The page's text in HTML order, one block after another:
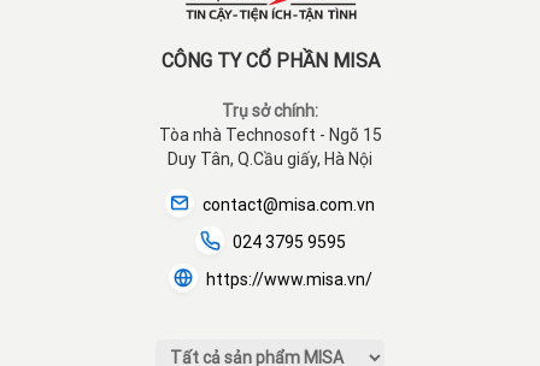
CÔNG TY CỔ PHẦN MISA
Trụ sở chính:
Tòa nhà Technosoft - Ngõ 15
Duy Tân, Q.Cầu giấy, Hà Nội
contact@misa.com.vn
024 3795 9595
https://www.misa.vn/